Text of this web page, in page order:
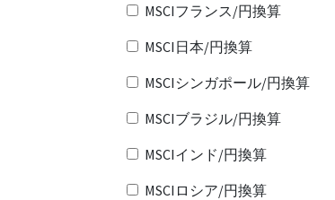
MSCIフランス/円換算
MSCI日本/円換算
MSCIシンガポール/円換算
MSCIブラジル/円換算
MSCIインド/円換算
MSCIロシア/円換算